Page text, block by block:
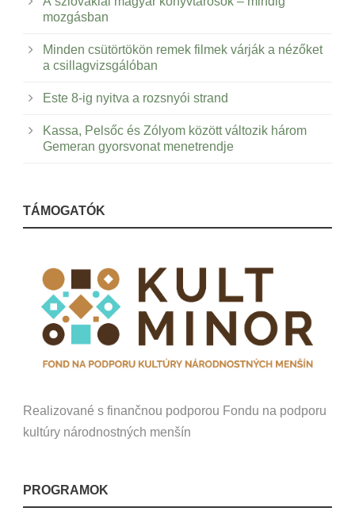
mozgásban
Minden csütörtökön remek filmek várják a nézőket
a csillagvizsgálóban
Este 8-ig nyitva a rozsnyói strand
Kassa, Pelsőc és Zólyom között változik három
Gemeran gyorsvonat menetrendje
TÁMOGATÓK
Realizované s finančnou podporou Fondu na podporu
kultúry národnostných menšín
PROGRAMOK